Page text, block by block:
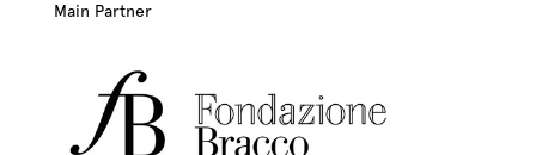
Main Partner